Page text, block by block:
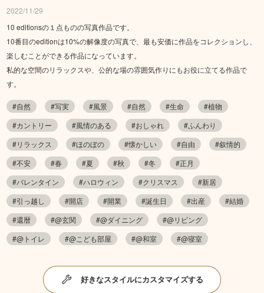
2022/11/29
10 editionsの１点ものの写真作品です。
10番目のeditionは10%の解像度の写真で、最も安価に作品をコレクションし、
楽しむことができる作品になっています。
私的な空間のリラックスや、公的な場の雰囲気作りにもお役に立てる作品で
す。
#自然 #写実 #風景 #自然 #生命
#植物
#カントリー
#風情のある #おしゃれ
#ふんわり
#リラックス
#ほのぼの #懐かしい #自由
#叙情的
#不安
#春 #夏 #秋 #冬
#正月
#バレンタイン
#ハロウィン #クリスマス
#新居
#引っ越し
#開店 #開業 #誕生日 #出産
#結婚
#還暦
#@玄関 #@ダイニング
#@リビング
#@トイレ
#@こども部屋 #@和室 #@寝室
好きなスタイルにカスタマイズする